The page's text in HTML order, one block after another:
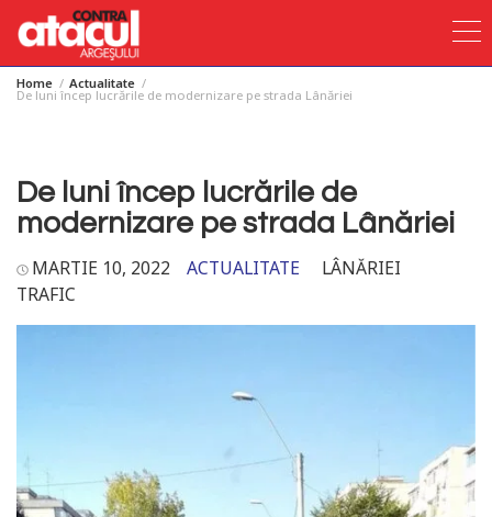
SkipHome Actualitate
De luni încep lucrările de modernizare pe strada Lânăriei
De luni încep lucrările de
modernizare pe strada Lânăriei
MARTIE 10, 2022 ACTUALITATE
LÂNĂRIEI
TRAFIC